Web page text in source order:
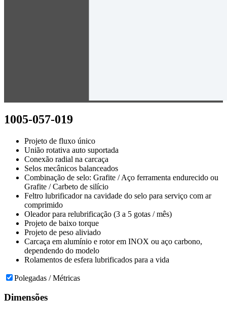
1005-057-019
Projeto de fluxo único
União rotativa auto suportada
Conexão radial na carcaça
Selos mecânicos balanceados
Combinação de selo: Grafite / Aço ferramenta endurecido ou
Grafite / Carbeto de silício
Feltro lubrificador na cavidade do selo para serviço com ar
comprimido
Oleador para relubrificação (3 a 5 gotas / mês)
Projeto de baixo torque
Projeto de peso aliviado
Carcaça em alumínio e rotor em INOX ou aço carbono,
dependendo do modelo
Rolamentos de esfera lubrificados para a vida
Polegadas / Métricas
Dimensões